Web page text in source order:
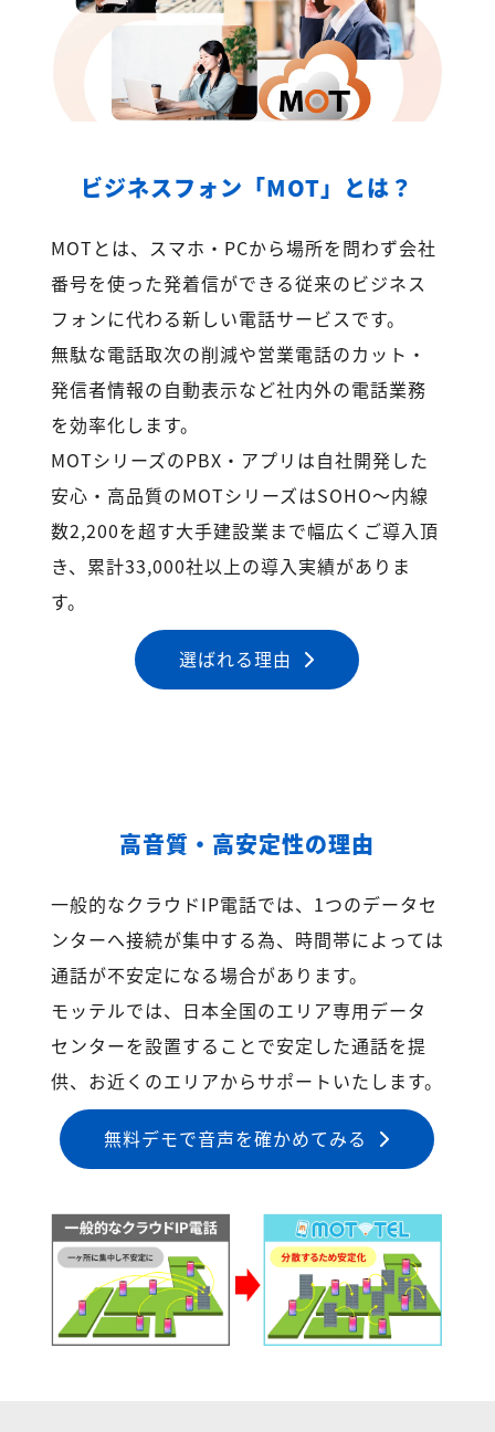
ビジネスフォン「MOT」とは？
MOTとは、スマホ・PCから場所を問わず会社
番号を使った発着信ができる従来のビジネス
フォンに代わる新しい電話サービスです。
無駄な電話取次の削減や営業電話のカット・
発信者情報の自動表示など社内外の電話業務
を効率化します。
MOTシリーズのPBX・アプリは自社開発した
安心・高品質のMOTシリーズはSOHO～内線
数2,200を超す大手建設業まで幅広くご導入頂
き、累計33,000社以上の導入実績がありま
す。
選ばれる理由
高音質・高安定性の理由
一般的なクラウドIP電話では、1つのデータセ
ンターへ接続が集中する為、時間帯によっては
通話が不安定になる場合があります。
モッテルでは、日本全国のエリア専用データ
センターを設置することで安定した通話を提
供、お近くのエリアからサポートいたします。
無料デモで音声を確かめてみる